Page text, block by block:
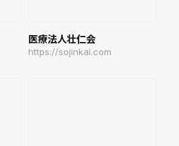
医療法人壮仁会
https://sojinkai.com